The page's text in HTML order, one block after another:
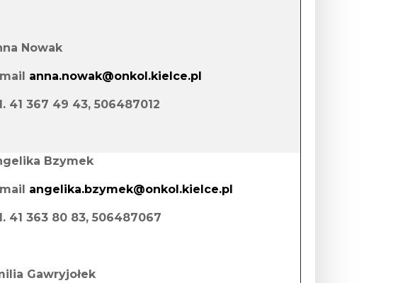
Nowak
anna.nowak@onkol.kielce.pl
41 367 49 43, 506487012
Bzymek
angelika.bzymek@onkol.kielce.pl
41 363 80 83, 506487067
Gawryjołek